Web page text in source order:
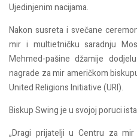
Ujedinjenim nacijama.
Nakon susreta i svečane
mir i multietničku saradnju
Mehmed-pašine džamije
nagrade za mir američkom
United Religions Initiative (URI).
Biskup Swing je u svojoj poruci
„Dragi prijatelji u Centru za